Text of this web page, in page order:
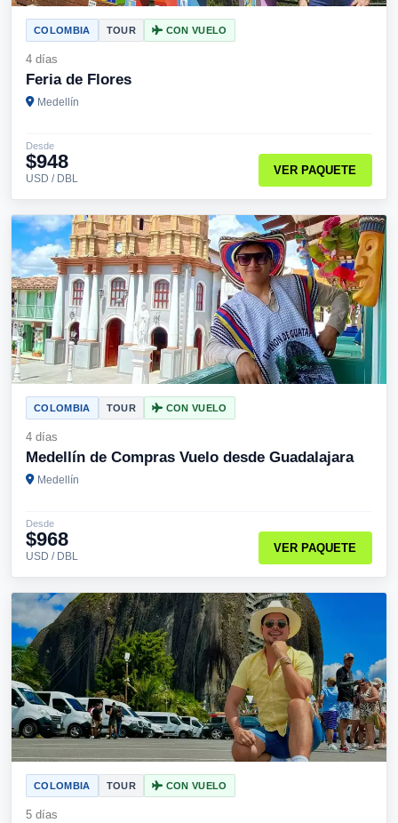
COLOMBIA TOUR CON VUELO
4 días
Feria de Flores
Medellín
Desde
$948
USD / DBL
VER PAQUETE
COLOMBIA TOUR CON VUELO
4 días
Medellín de Compras Vuelo desde Guadalajara
Medellín
Desde
$968
USD / DBL
VER PAQUETE
COLOMBIA TOUR CON VUELO
5 días